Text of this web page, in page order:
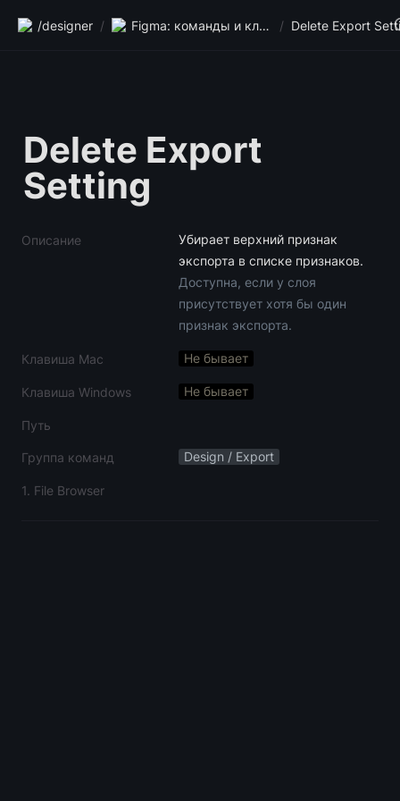
/designer / Figma: команды и клавиши / Delete Export
Delete Export
Setting
Описание
Убирает верхний признак
Доступна, если у слоя
присутствует хотя бы один
признак экспорта.
Клавиша Mac Не бывает
Клавиша Windows Не бывает
Путь
Группа команд Design / Export
1. File Browser